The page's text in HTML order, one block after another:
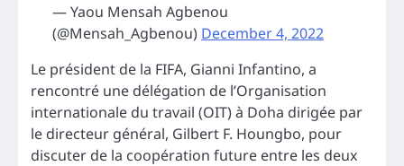
— Yaou Mensah Agbenou
(@Mensah_Agbenou) December 4, 2022
Le président de la FIFA, Gianni Infantino, a
rencontré une délégation de l’Organisation
internationale du travail (OIT) à Doha dirigée par
le directeur général, Gilbert F. Houngbo, pour
discuter de la coopération future entre les deux